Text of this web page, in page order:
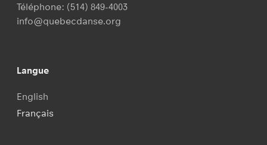
Téléphone: (514) 849-4003
info@quebecdanse.org
Langue
English
Français